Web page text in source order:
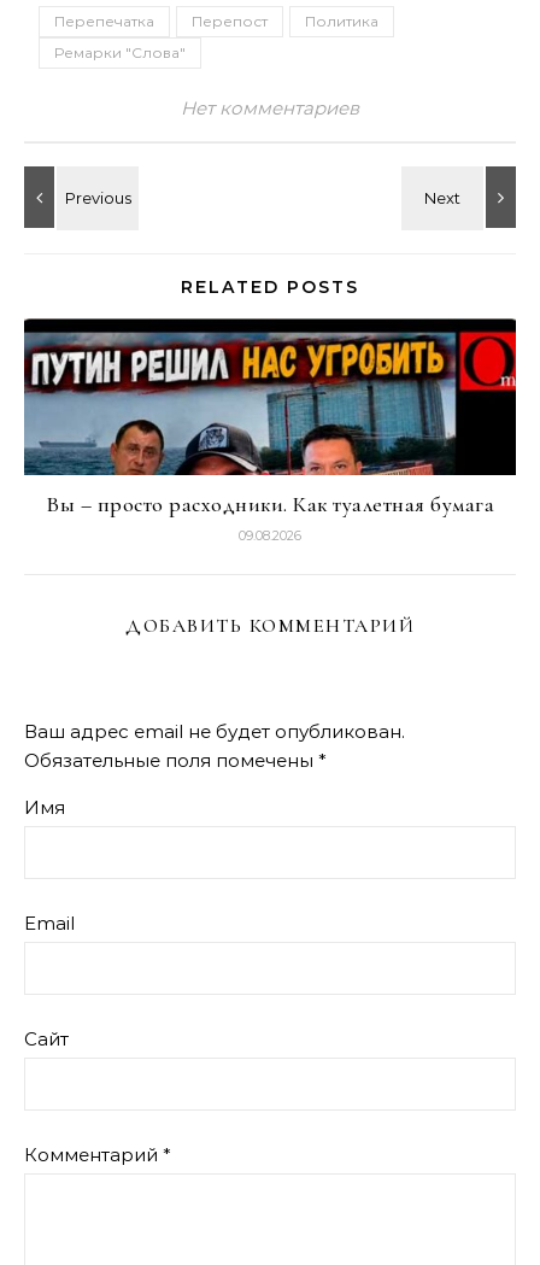
Перепечатка Перепост
Политика
Ремарки "Слова"
Нет комментариев
RELATED POSTS
Вы – просто расходники. Как туалетная бумага
09.08.2026
ДОБАВИТЬ КОММЕНТАРИЙ
Ваш адрес email не будет опубликован.
Обязательные поля помечены *
Имя
Email
Сайт
Комментарий *